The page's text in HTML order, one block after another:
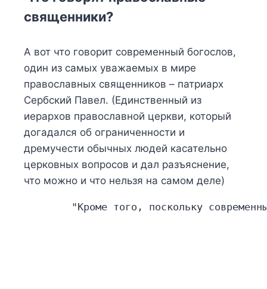
священники?
А вот что говорит современный богослов,
один из самых уважаемых в мире
православных священников – патриарх
Сербский Павел. (Единственный из
иерархов православной церкви, который
догадался об ограниченности и
дремучести обычных людей касательно
церковных вопросов и дал разъяснение,
что можно и что нельзя на самом деле)
"Кроме того, поскольку